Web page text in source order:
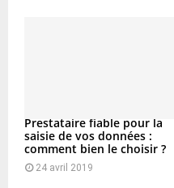
Prestataire fiable pour la
saisie de vos données :
comment bien le choisir ?
24 avril 2019